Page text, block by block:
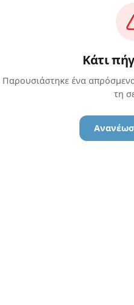
Κάτι
Παρουσιάστηκε ένα
τη